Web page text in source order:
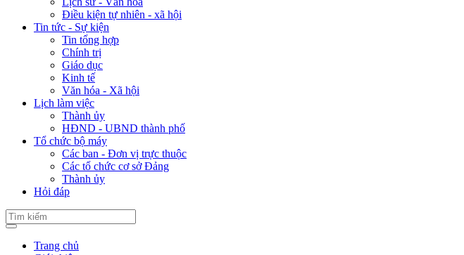
Điều kiện tự nhiên - xã hội
Tin tức - Sự kiện
Tin tổng hợp
Chính trị
Giáo dục
Kinh tế
Văn hóa - Xã hội
Lịch làm việc
Thành ủy
HĐND - UBND thành phố
Tổ chức bộ máy
Các ban - Đơn vị trực thuộc
Các tổ chức cơ sở Đảng
Thành ủy
Hỏi đáp
Trang chủ